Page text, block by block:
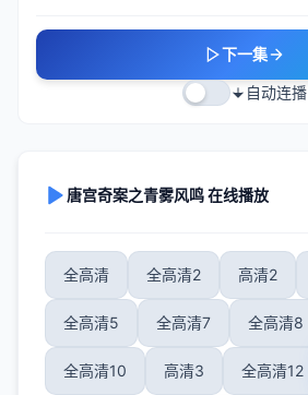
下一集
自动连播
唐宫奇案之青雾风鸣 在线播放
全高清 全高清2 高清2
全高清5 全高清7 全高清8
全高清10 高清3 全高清12